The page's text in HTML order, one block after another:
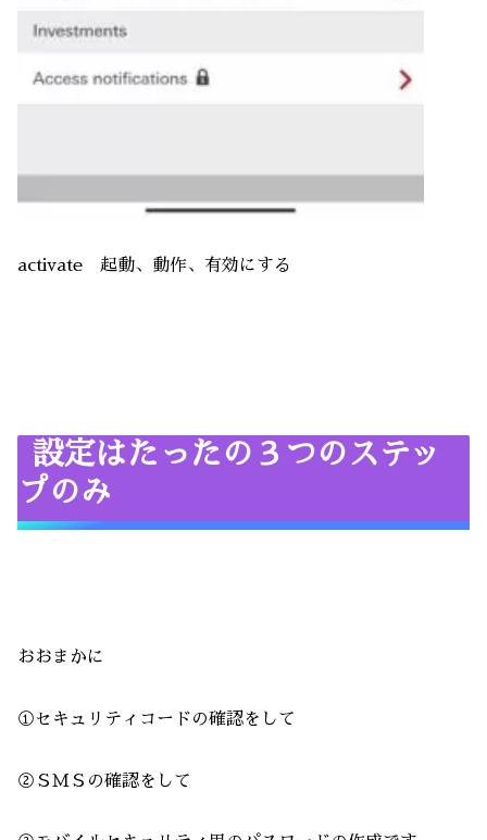
activate 起動、動作、有効にする
設定はたったの３つのステッ
プのみ
おおまかに
①セキュリティコードの確認をして
②ＳＭＳの確認をして